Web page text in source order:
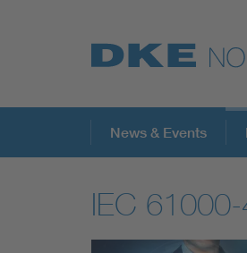
Top-
VDE Fokusthemen
News & Events
IEC